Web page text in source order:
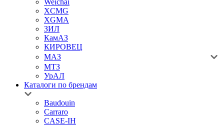
Weichai
XCMG
XGMA
ЗИЛ
КамАЗ
КИРОВЕЦ
МАЗ
МТЗ
УрАЛ
Каталоги по брендам
Baudouin
Carraro
CASE-IH